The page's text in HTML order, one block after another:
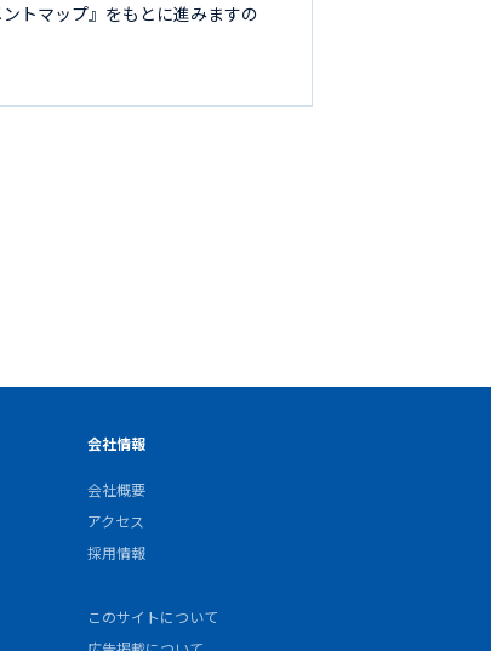
トマップ』をもとに進みますの
会社情報
会社概要
アクセス
採用情報
このサイトについて